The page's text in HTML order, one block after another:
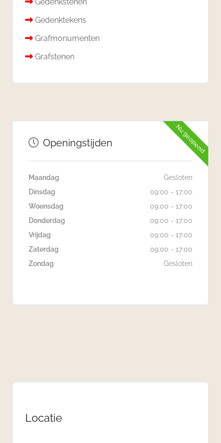
Gedenktekens
Grafmonumenten
Grafstenen
Nu geopend
Openingstijden
Maandag
Gesloten
Dinsdag
09:00 - 17:00
Woensdag
09:00 - 17:00
Donderdag
09:00 - 17:00
Vrijdag
09:00 - 17:00
Zaterdag
09:00 - 17:00
Zondag
Gesloten
Locatie